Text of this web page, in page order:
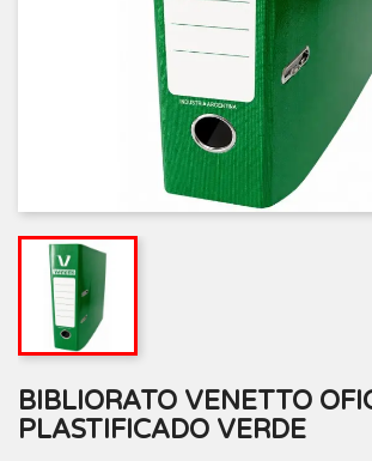
BIBLIORATO VENETTO
PLASTIFICADO VERDE